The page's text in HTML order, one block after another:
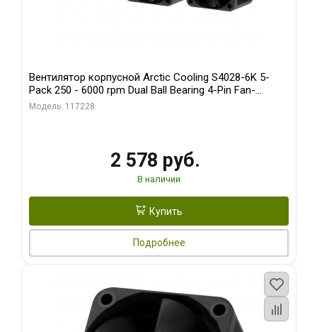
Вентилятор корпусной Arctic Cooling S4028-6K 5-
Pack 250 - 6000 rpm Dual Ball Bearing 4-Pin Fan-
Connector (ACFAN00273A)
Модель: 117228
2 578 руб.
В наличии
Купить
Подробнее